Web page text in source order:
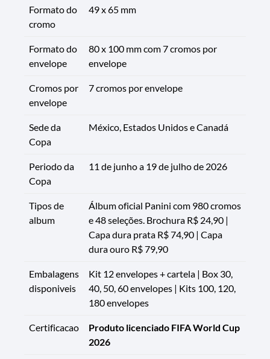
Formato do
cromo
49 x 65 mm
Formato do
envelope
80 x 100 mm com 7 cromos por
envelope
Cromos por
envelope
7 cromos por envelope
Sede da
Copa
México, Estados Unidos e Canadá
Periodo da
Copa
11 de junho a 19 de julho de 2026
Tipos de
album
Álbum oficial Panini com 980 cromos
e 48 seleções. Brochura R$ 24,90 |
Capa dura prata R$ 74,90 | Capa
dura ouro R$ 79,90
Embalagens
disponiveis
Kit 12 envelopes + cartela | Box 30,
40, 50, 60 envelopes | Kits 100, 120,
180 envelopes
Certificacao
Produto licenciado FIFA World Cup
2026